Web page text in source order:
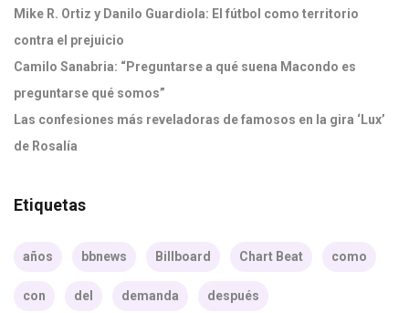
Mike R. Ortiz y Danilo Guardiola: El fútbol como territorio
contra el prejuicio
Camilo Sanabria: “Preguntarse a qué suena Macondo es
preguntarse qué somos”
Las confesiones más reveladoras de famosos en la gira ‘Lux’
de Rosalía
Etiquetas
años bbnews Billboard Chart Beat como
con del demanda después